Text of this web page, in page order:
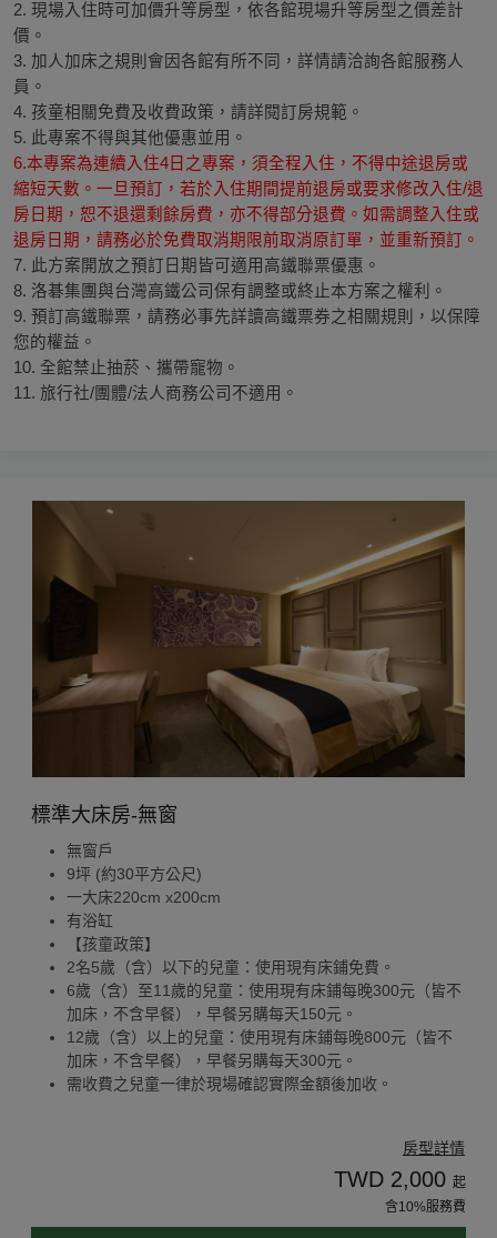
2. 現場入住時可加價升等房型，依各館現場升等房型之價差計
價。
3. 加人加床之規則會因各館有所不同，詳情請洽詢各館服務人
員。
4. 孩童相關免費及收費政策，請詳閱訂房規範。
5. 此專案不得與其他優惠並用。
6.本專案為連續入住4日之專案，須全程入住，不得中途退房或
縮短天數。一旦預訂，若於入住期間提前退房或要求修改入住/退
房日期，恕不退還剩餘房費，亦不得部分退費。如需調整入住或
退房日期，請務必於免費取消期限前取消原訂單，並重新預訂。
7. 此方案開放之預訂日期皆可適用高鐵聯票優惠。
8. 洛碁集團與台灣高鐵公司保有調整或終止本方案之權利。
9. 預訂高鐵聯票，請務必事先詳讀高鐵票券之相關規則，以保障
您的權益。
10. 全館禁止抽菸、攜帶寵物。
11. 旅行社/團體/法人商務公司不適用。
標準大床房-無窗
無窗戶
9坪 (約30平方公尺)
一大床220cm x200cm
有浴缸
【孩童政策】
2名5歲（含）以下的兒童：使用現有床鋪免費。
6歲（含）至11歲的兒童：使用現有床鋪每晚300元（皆不
加床，不含早餐），早餐另購每天150元。
12歲（含）以上的兒童：使用現有床鋪每晚800元（皆不
加床，不含早餐），早餐另購每天300元。
需收費之兒童一律於現場確認實際金額後加收。
房型詳情
TWD 2,000 起
含10%服務費